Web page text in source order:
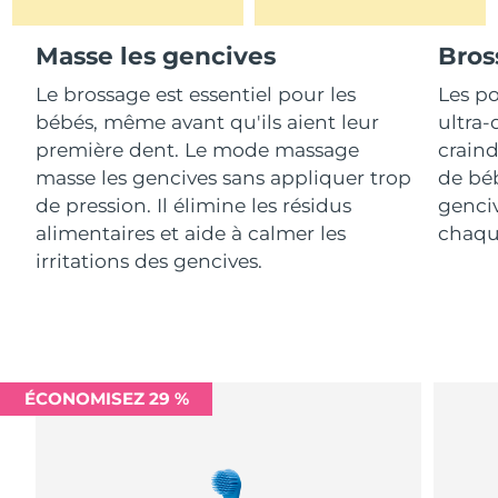
Masse les gencives
Le brossage est essentiel pour les
bébés, même avant qu'ils aient leur
première dent. Le mode massage
masse les gencives sans appliquer trop
de pression. Il élimine les résidus
alimentaires et aide à calmer les
irritations des gencives.
Les
ultra-
de
ÉCONOMISEZ 29 %
18% PAP
Acheter tout
FOREO APP
Israël Livraison estimée8/15/26
Japon Livraison estimée 8/14/26
Jersey Livraison estimée8/16/26
Kazakhstan Livraison estimée 8/13/26
Liban